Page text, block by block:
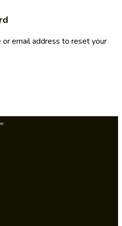
email address to reset your